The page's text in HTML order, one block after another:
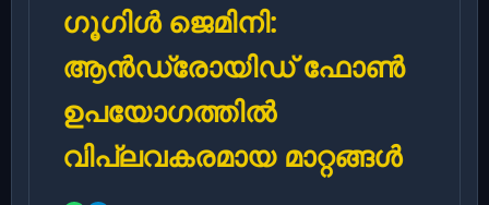
ഗൂഗിൾ ജെമിനി:
ആൻഡ്രോയിഡ് ഫോൺ
ഉപയോഗത്തിൽ
വിപ്ലവകരമായ മാറ്റങ്ങൾ